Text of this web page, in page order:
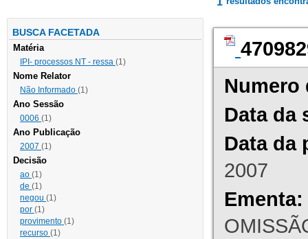
BUSCA FACETADA
Matéria
IPI- processos NT - ressa (1)
Nome Relator
Não Informado (1)
Ano Sessão
0006 (1)
Ano Publicação
2007 (1)
Decisão
ao (1)
de (1)
negou (1)
por (1)
provimento (1)
recurso (1)
Numero
Data da
Data da
2007
Ementa: